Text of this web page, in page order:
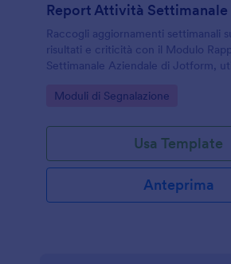
Report Attività Settimanale
Raccogli aggiornamenti settimanali
risultati e criticità con il Modulo
Settimanale Aziendale di Jotform,
l’allineamento interno.
Go to Category:
Moduli di Segnalazione
Usa Template
Anteprima